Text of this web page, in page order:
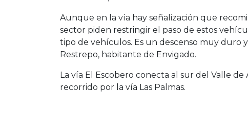
Aunque en la vía hay señalización que
sector piden restringir el paso de estos
tipo de vehículos. Es un descenso muy duro
Restrepo, habitante de Envigado.
La vía El Escobero conecta al sur del Valle
recorrido por la vía Las Palmas.